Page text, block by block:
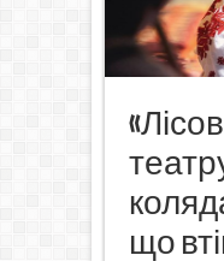
що